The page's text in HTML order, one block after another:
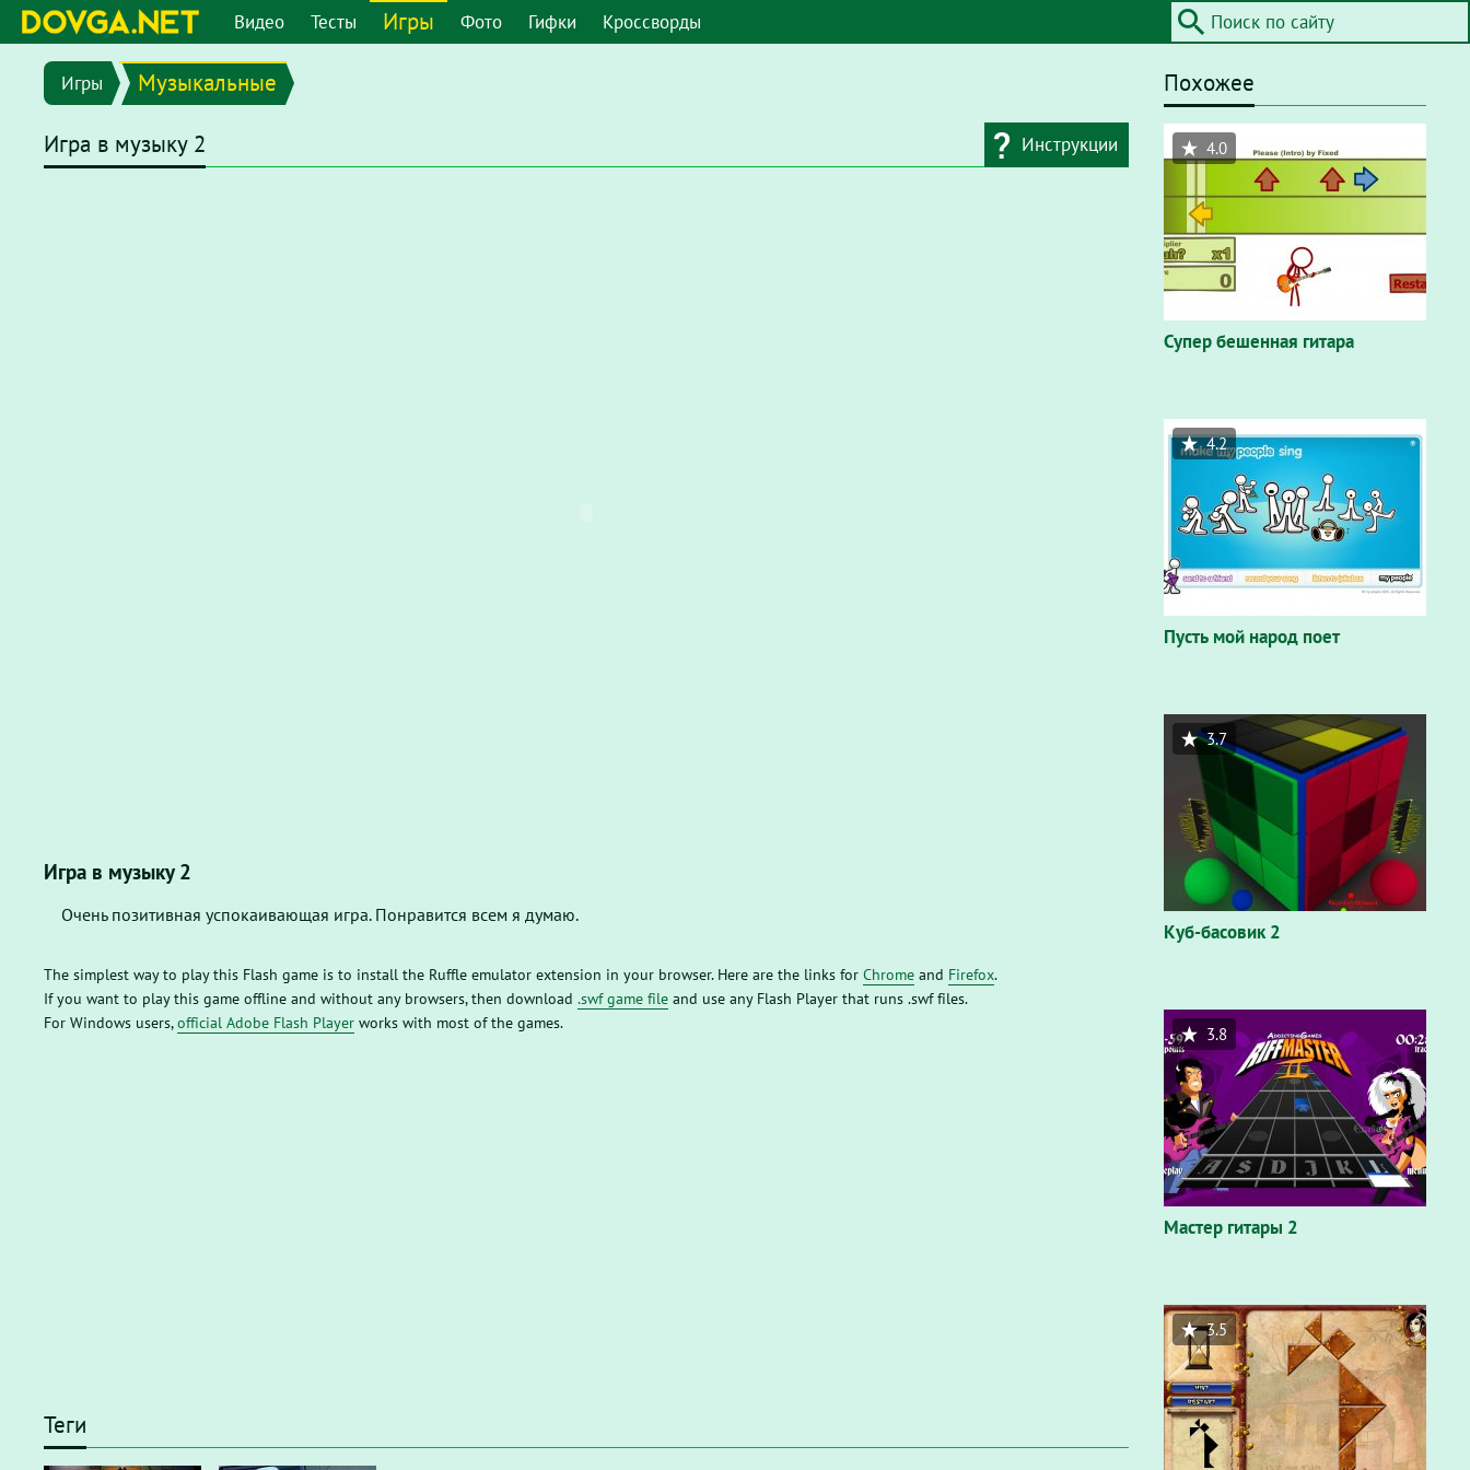
Видео Тесты Игры Фото Гифки Кроссворды
Игры Музыкальные
Игра в музыку 2 Инструкции
Игра в музыку 2
Очень позитивная успокаивающая игра. Понравится всем я думаю.
The simplest way to play this Flash game is to install the Ruffle emulator extension in your browser. Here are the links for Chrome and Firefox.
If you want to play this game offline and without any browsers, then download .swf game file and use any Flash Player that runs .swf files.
For Windows users,official Adobe Flash Player works with most of the games.
Теги
Похожее
Супер бешенная гитара
4.0
Пусть мой народ поет
4.2
Куб-басовик 2
3.7
Мастер гитары 2
3.8
3.5